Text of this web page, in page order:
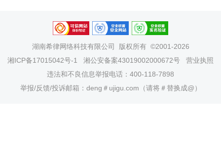
湖南希律网络科技有限公司
版权所有 ©2001-2026
湘ICP备17015042号-1
湘公安备案43019002000672号
营业执照
违法和不良信息举报电话：400-118-7898
举报/反馈/投诉邮箱：deng＃ujigu.com（请将＃替换成@）